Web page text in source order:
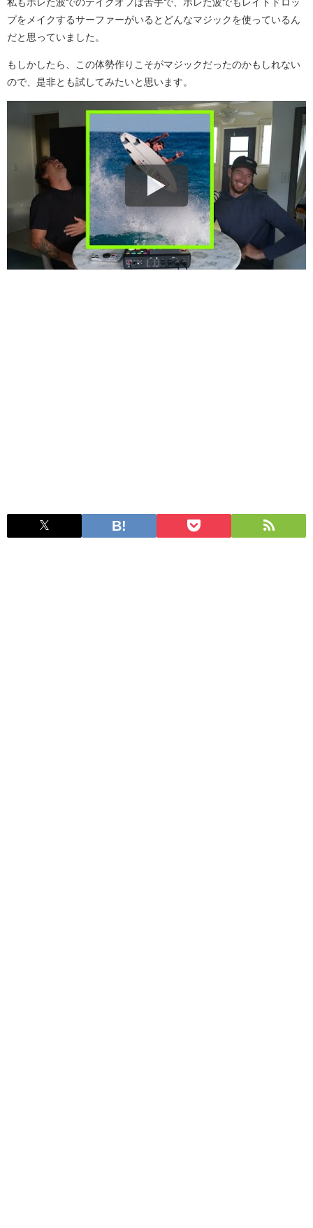
私もホレた波でのテイクオフは苦手で、ホレた波でもレイトドロッ
プをメイクするサーファーがいるとどんなマジックを使っているん
だと思っていました。
もしかしたら、この体勢作りこそがマジックだったのかもしれない
ので、是非とも試してみたいと思います。